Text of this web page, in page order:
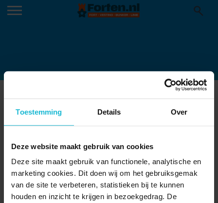
Toestemming Details Over
Deze website maakt gebruik van cookies
Deze site maakt gebruik van functionele, analytische en
marketing cookies. Dit doen wij om het gebruiksgemak
van de site te verbeteren, statistieken bij te kunnen
houden en inzicht te krijgen in bezoekgedrag. De
CHATGPT IMAGE 23 JUN 2026,
14_51_17